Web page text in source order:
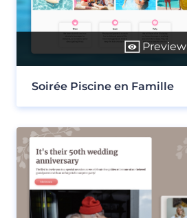
Preview
Soirée Piscine en Famille